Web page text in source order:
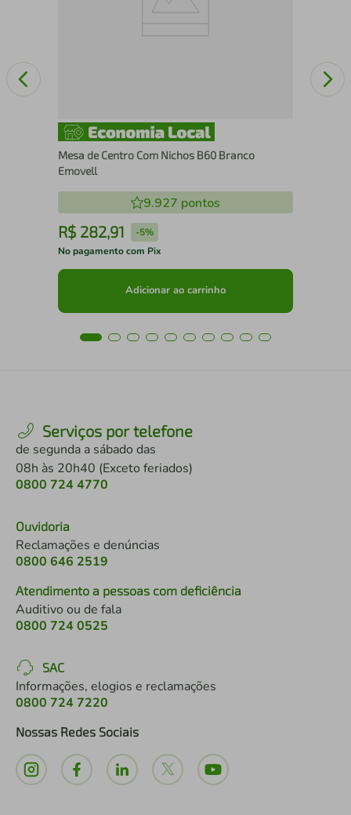
Mesa de Centro Com Nichos B60 Branco
Emovell
9.927 pontos
R$ 282,91 -5%
No pagamento com Pix
Adicionar ao carrinho
Serviços por telefone
de segunda a sábado das
08h às 20h40 (Exceto feriados)
0800 724 4770
Ouvidoria
Reclamações e denúncias
0800 646 2519
Atendimento a pessoas com deficiência
Auditivo ou de fala
0800 724 0525
SAC
Informações, elogios e reclamações
0800 724 7220
Nossas Redes Sociais